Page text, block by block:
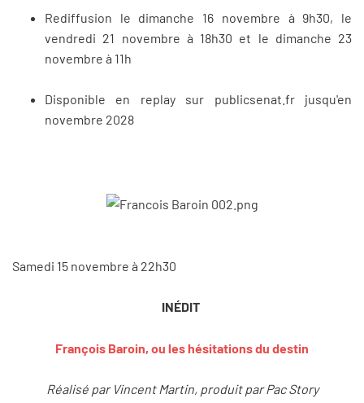
Rediffusion le dimanche 16 novembre à 9h30, le
vendredi 21 novembre à 18h30 et le dimanche 23
novembre à 11h
Disponible en replay sur publicsenat.fr jusqu'en
novembre 2028
Samedi 15 novembre à 22h30
INÉDIT
François Baroin, ou les hésitations du destin
Réalisé par Vincent Martin, produit par Pac Story